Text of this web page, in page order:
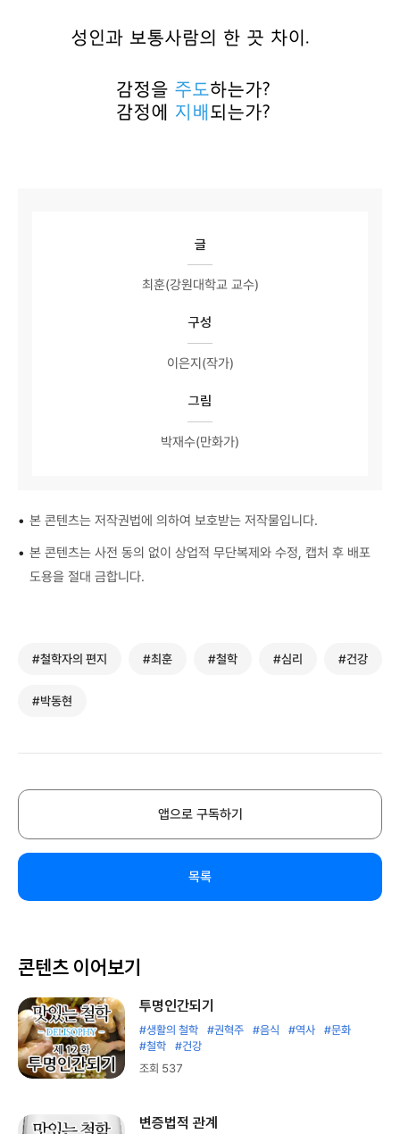
글
최훈(강원대학교 교수)
구성
이은지(작가)
그림
박재수(만화가)
• 본 콘텐츠는 저작권법에 의하여 보호받는 저작물입니다.
• 본 콘텐츠는 사전 동의 없이 상업적 무단복제와 수정, 캡처 후 배포
도용을 절대 금합니다.
#철학자의 편지 #최훈 #철학 #심리 #건강
#박동현
앱으로 구독하기
목록
콘텐츠 이어보기
투명인간되기
#생활의 철학 #권혁주 #음식 #역사
#문화
#철학
#건강
조회 537
변증법적 관계